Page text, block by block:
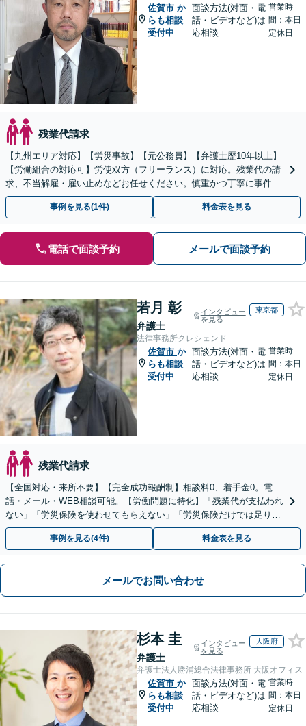
佐賀市 か
らも相談
受付中
面談方法(対面・電
話・ビデオなど)は
応相談
営業時
間：本日
定休日
残業代請求
【九州エリア対応】【労災事故】【元公務員】【弁護士歴10年以上】
【労働組合の対応可】労使双方（フリーランス）に対応。残業代の請
求、不当解雇・雇い止めなどお任せください。慎重かつ丁寧に事件解
決へと進めます。
事例を見る(1件) 料金表を見る
電話で面談予約 メールで面談予約
若月 彰
弁護士
インタビュー
を見る
東京都
法律事務所クレシェンド
佐賀市 か
らも相談
受付中
面談方法(対面・電
話・ビデオなど)は
応相談
営業時
間：本日
定休日
残業代請求
【全国対応・来所不要】【完全成功報酬制】相談料0、着手金0。電
話・メール・WEB相談可能。【労働問題に特化】「残業代が支払われ
ない」「労災保険を使わせてもらえない」「労災保険だけでは足りな
い。損害賠償請求したい」など労働問題はお任せを。
事例を見る(4件) 料金表を見る
メールでお問い合わせ
杉本 圭
弁護士
インタビュー
を見る
大阪府
弁護士法人勝浦総合法律事務所 大阪オフィス
佐賀市 か
らも相談
受付中
面談方法(対面・電
話・ビデオなど)は
応相談
営業時
間：本日
定休日